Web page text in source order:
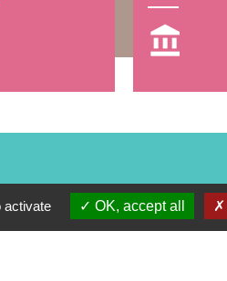
account_balance
activate OK, accept all